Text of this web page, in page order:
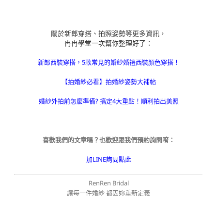
關於新郎穿搭、拍照姿勢等更多資訊，
冉冉學堂一次幫你整理好了：
新郎西裝穿搭，5款常見的婚紗婚禮西裝顏色穿搭！
【拍婚紗必看】拍婚紗姿勢大補帖
婚紗外拍前怎麼準備? 搞定4大重點！順利拍出美照
喜歡我們的文章嗎？也歡迎跟我們預約詢問唷：
加LINE詢問點此
RenRen Bridal
讓每一件婚紗 都因妳重新定義